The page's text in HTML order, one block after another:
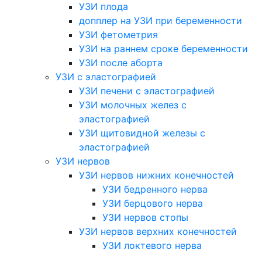
УЗИ плода
допплер на УЗИ при беременности
УЗИ фетометрия
УЗИ на раннем сроке беременности
УЗИ после аборта
УЗИ с эластографией
УЗИ печени с эластографией
УЗИ молочных желез с
эластографией
УЗИ щитовидной железы с
эластографией
УЗИ нервов
УЗИ нервов нижних конечностей
УЗИ бедренного нерва
УЗИ берцового нерва
УЗИ нервов стопы
УЗИ нервов верхних конечностей
УЗИ локтевого нерва